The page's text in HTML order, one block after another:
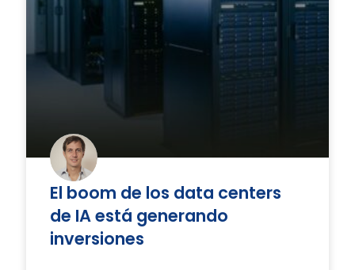
El boom de los data centers
de IA está generando
inversiones